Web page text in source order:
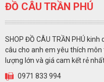
ĐỒ CÂU TRẦN PHÚ
SHOP ĐỒ CÂU TRẦN PHÚ
câu cho anh em yêu thích
lượng lớn và giá cam kết rẻ
0971 833 994